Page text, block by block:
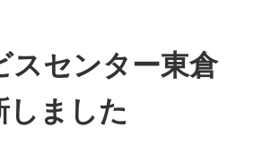
スセンター東倉
ました